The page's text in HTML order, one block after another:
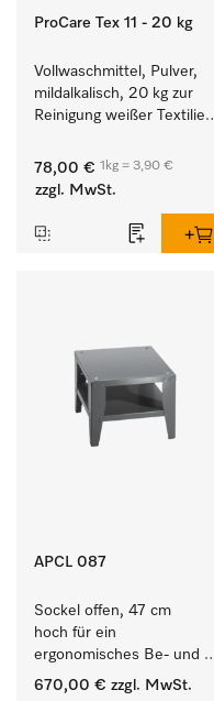
ProCare Tex 11 - 20 kg
Vollwaschmittel, Pulver,
mildalkalisch, 20 kg zur
Reinigung weißer Textilien
Buntwäsche.
78,00 € 1kg = 3,90 €
zzgl. MwSt.
APCL 087
Sockel offen, 47 cm
hoch für ein
ergonomisches Be- und
Entladen von
670,00 € zzgl. MwSt.